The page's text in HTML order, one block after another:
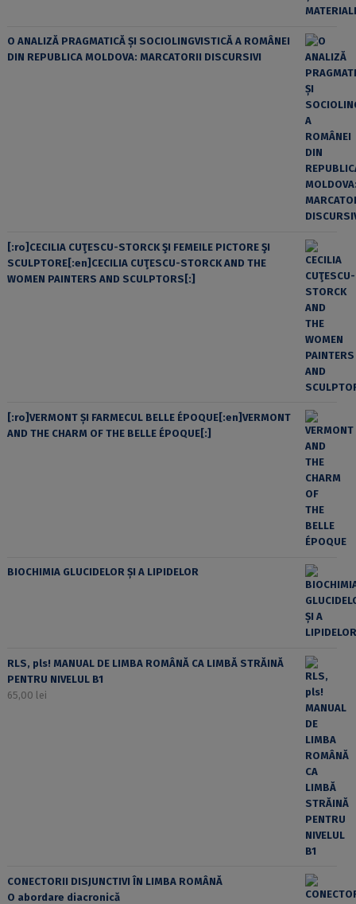
O ANALIZĂ PRAGMATICĂ ȘI SOCIOLINGVISTICĂ A ROMÂNEI
DIN REPUBLICA MOLDOVA: MARCATORII DISCURSIVI
[:ro]CECILIA CUŢESCU-STORCK ŞI FEMEILE PICTORE ŞI
SCULPTORE[:en]CECILIA CUŢESCU-STORCK AND THE
WOMEN PAINTERS AND SCULPTORS[:]
[:ro]VERMONT ȘI FARMECUL BELLE ÉPOQUE[:en]VERMONT
AND THE CHARM OF THE BELLE ÉPOQUE[:]
BIOCHIMIA GLUCIDELOR ȘI A LIPIDELOR
RLS, pls! MANUAL DE LIMBA ROMÂNĂ CA LIMBĂ STRĂINĂ
PENTRU NIVELUL B1
65,00 lei
CONECTORII DISJUNCTIVI ÎN LIMBA ROMÂNĂ
O abordare diacronică